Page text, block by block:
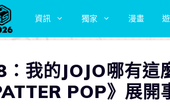
資訊 獨家 漫畫
我的JOJO哪有這
POP》展開